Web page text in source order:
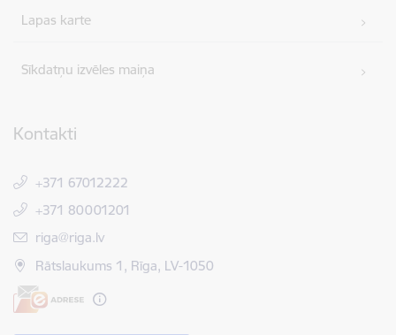
Lapas karte
Sīkdatņu izvēles maiņa
Kontakti
+371 67012222
+371 80001201
E-pasts:
riga@riga.lv
Rātslaukums 1, Rīga, LV-1050